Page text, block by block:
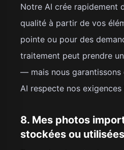
Notre AI crée rapidement
qualité à partir de vos
pointe ou pour des
traitement peut prendre
— mais nous garantissons
AI respecte nos
8. Mes photos
stockées ou